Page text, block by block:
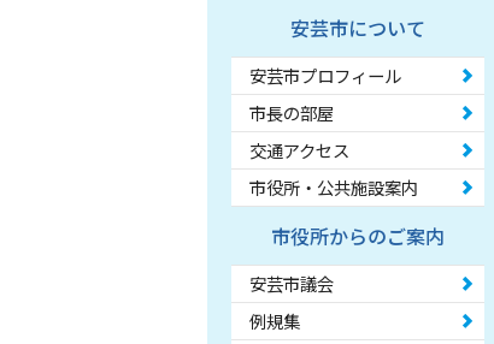
安芸市について
安芸市プロフィール
市長の部屋
交通アクセス
市役所・公共施設案内
市役所からのご案内
安芸市議会
例規集